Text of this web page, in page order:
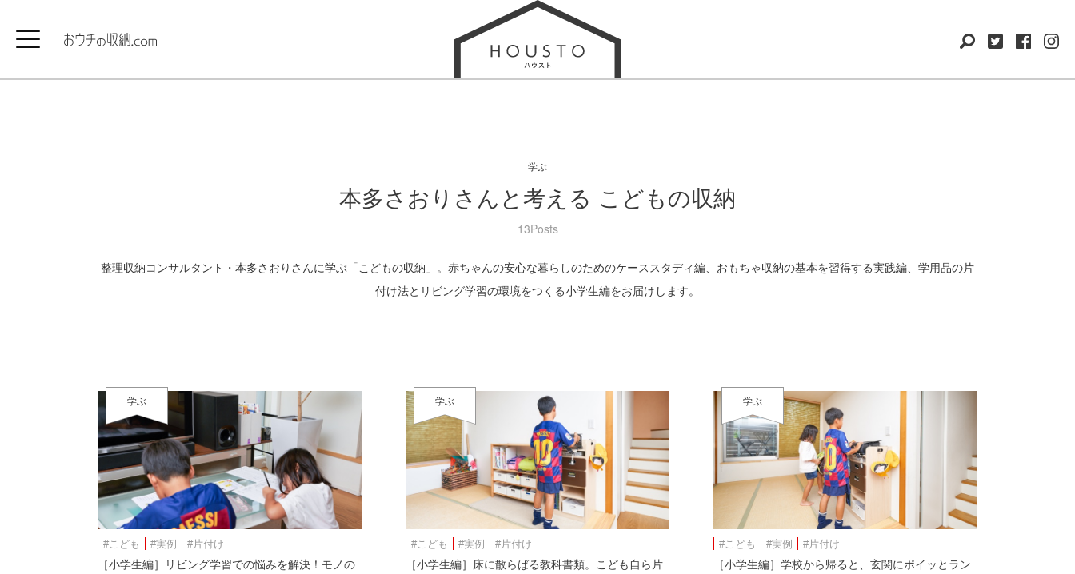
学ぶ
本多さおりさんと考える こどもの収納
13Posts
整理収納コンサルタント・本多さおりさんに学ぶ「こどもの収納」。赤ちゃんの安心な暮らしのためのケーススタディ編、おもちゃ収納の基本を習得する実践編、学用品の片
付け法とリビング学習の環境をつくる小学生編をお届けします。
学ぶ
#こども #実例 #片付け
［小学生編］リビング学習での悩みを解決！モノの
学ぶ
#こども #実例 #片付け
［小学生編］床に散らばる教科書類。こども自ら片
学ぶ
#こども #実例 #片付け
［小学生編］学校から帰ると、玄関にポイッとラン